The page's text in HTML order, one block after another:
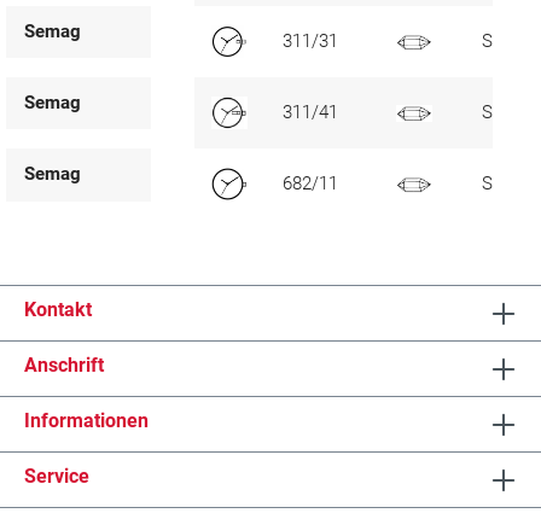
Semag 311/31 SC, D3
Semag 311/41 SC,
Semag 682/11 SC
Kontakt
Anschrift
Informationen
Service